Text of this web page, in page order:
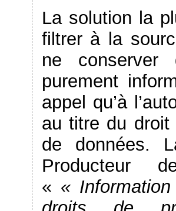
La solution la
filtrer à la
ne
purement
appel qu’à
au titre du
de données.
Producteur
« «